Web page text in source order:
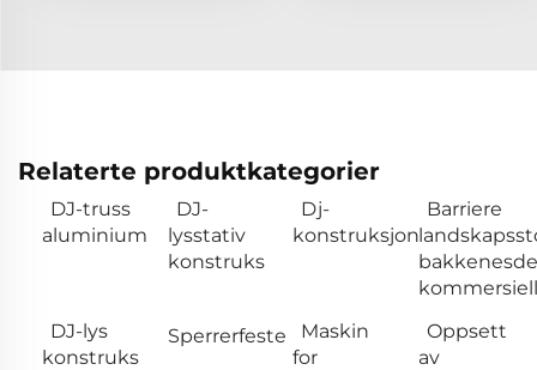
Relaterte produktkategorier
DJ-truss
aluminium
DJ-
lysstativ
konstruks
Dj-
konstruksjon
Barriere
kommersiell
DJ-lys
konstruks
Sperrerfeste
Maskin
for
Oppsett
av